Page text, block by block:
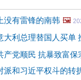
没有雷锋的南韩 🖼️
大利总理替国人买单
产党顺民 抗暴致富保
派和习近平权斗的转